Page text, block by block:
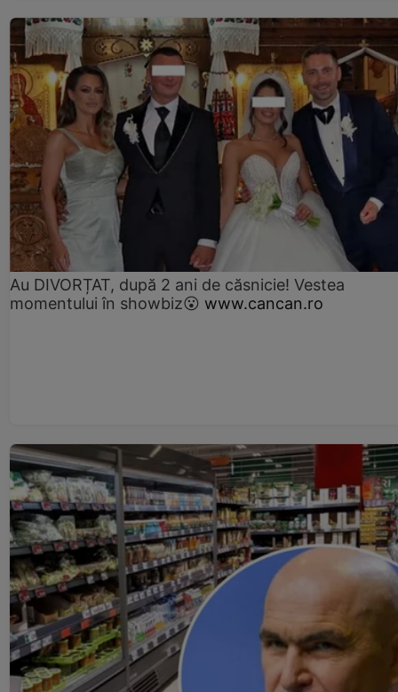
Au DIVORȚAT, după 2 ani de căsnicie! Vestea
momentului în showbiz😮 www.cancan.ro